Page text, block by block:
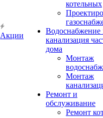
Акции
котельных
Водоснабжение
канализация
дома
Монтаж
Монтаж
Ремонт и
обслуживание
Ремонт